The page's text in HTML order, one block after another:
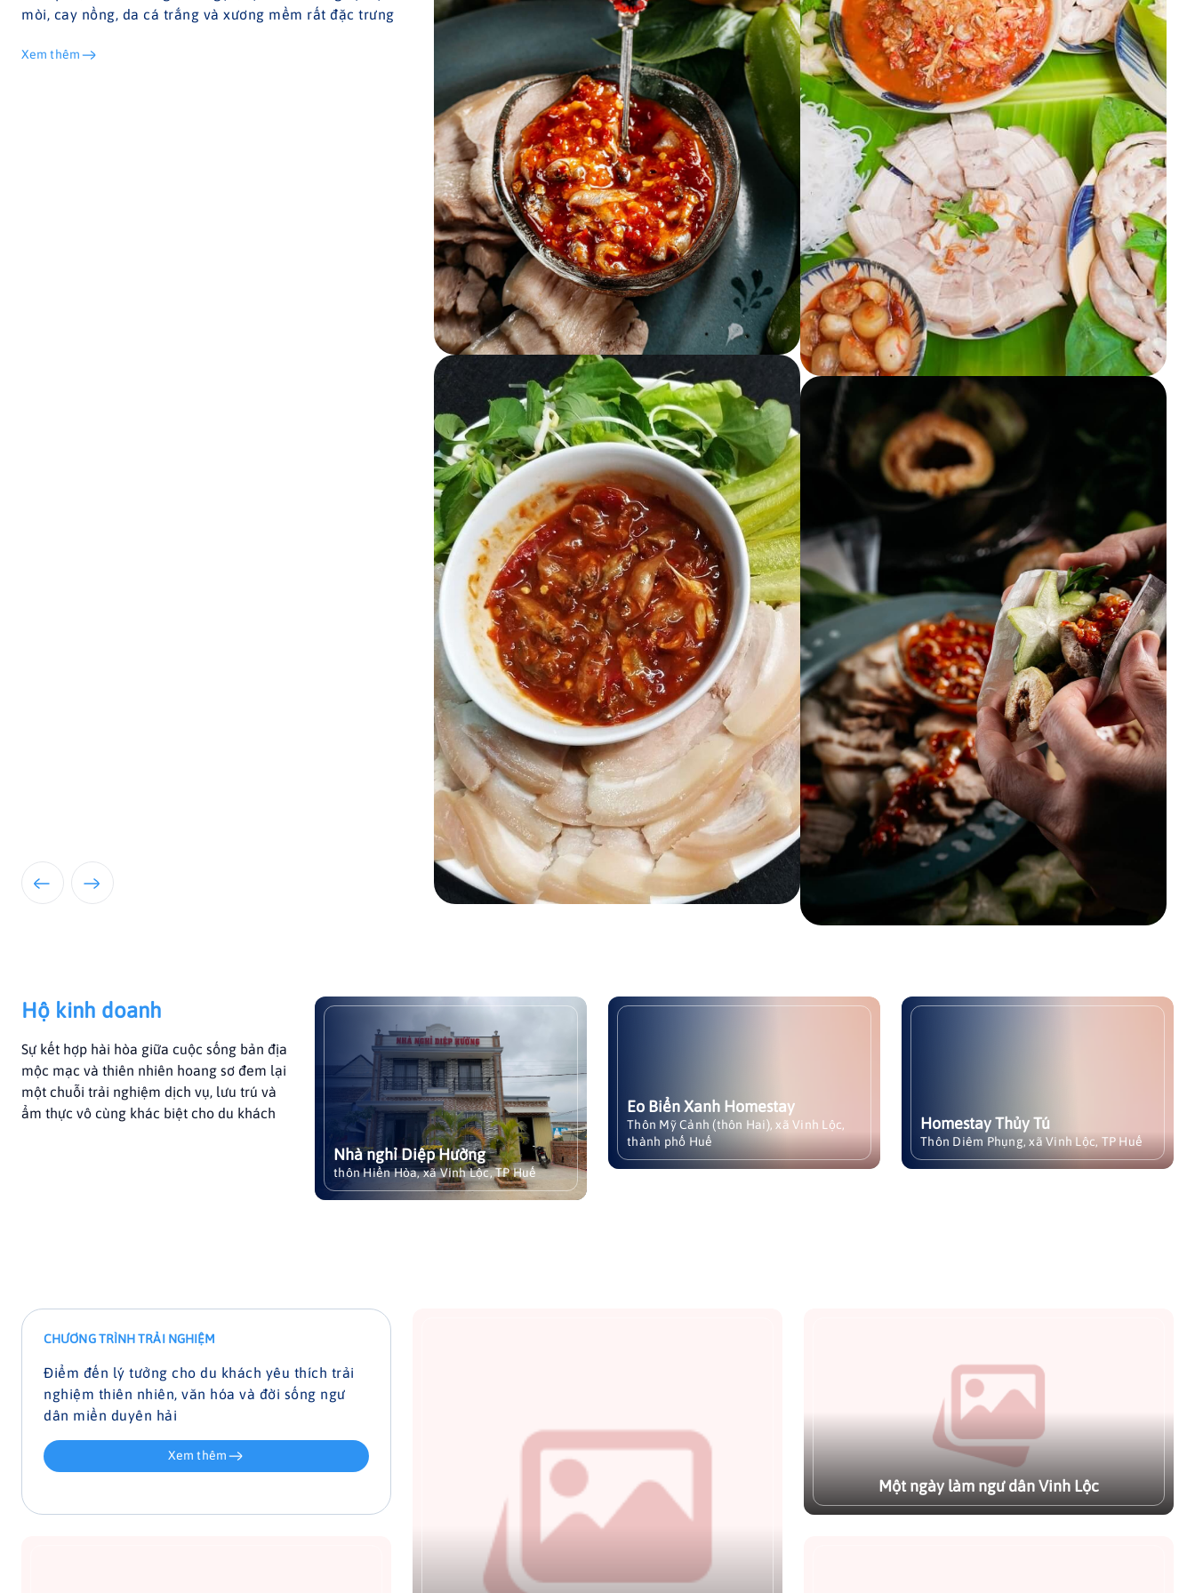
mòi, cay nồng, da cá trắng và xương mềm rất đặc trưng
Xem thêm
Nhà nghỉ Diệp Hường
thôn Hiền Hòa, xã Vinh Lộc, TP Huế
Nhà nghỉ Diệp Hường
Nhà Nghỉ Diệp Hường là một cơ
sở lưu trú bình dân tọa lạc tại
thôn Hiền Hòa, xã Vinh Lộc, TP
Huế, được nhiều khách hàng đánh
giá cao về chất lượng cơ sở vật
chất tốt trong tầm giá.
Xem chi tiết
Eo Biển Xanh Homestay
Homestay) là một điểm lưu trú
mới, tọa lạc tại thôn Mỹ Cảnh
(thôn Hai), xã Vinh Lộc, thành phố
Huế. Đây là địa điểm lý tưởng cho
Homestay Thủy Tú
Thôn Diêm Phụng, xã Vinh Lộc, TP Huế
ngay cạnh Bến thuyền Thủy Tú và
chùa Diêm Phụng, homestay
mang đến trải nghiệm bình yên
Xem chi tiết